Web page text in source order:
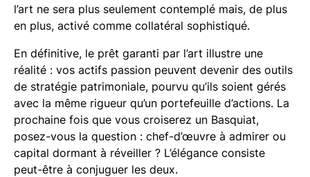
l’art ne sera plus seulement contemplé mais, de plus
en plus, activé comme collatéral sophistiqué.
En définitive, le prêt garanti par l’art illustre une
réalité : vos actifs passion peuvent devenir des outils
de stratégie patrimoniale, pourvu qu’ils soient gérés
avec la même rigueur qu’un portefeuille d’actions. La
prochaine fois que vous croiserez un Basquiat,
posez-vous la question : chef-d’œuvre à admirer ou
capital dormant à réveiller ? L’élégance consiste
peut-être à conjuguer les deux.